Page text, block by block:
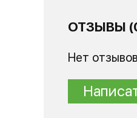
ОТЗЫВЫ
Нет